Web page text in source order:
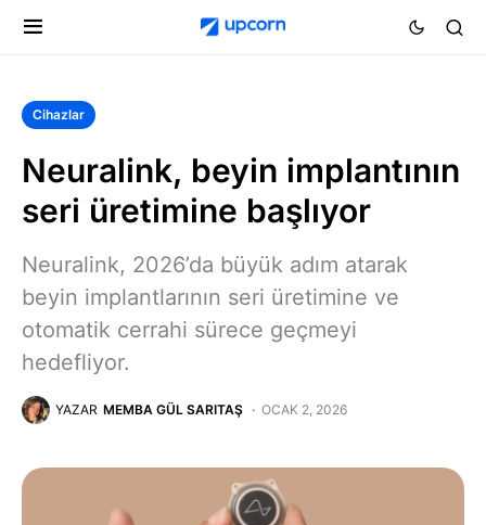
Cihazlar
Neuralink, beyin implantının
seri üretimine başlıyor
Neuralink, 2026’da büyük adım atarak
beyin implantlarının seri üretimine ve
otomatik cerrahi sürece geçmeyi
hedefliyor.
YAZAR MEMBA GÜL SARITAŞ OCAK 2, 2026